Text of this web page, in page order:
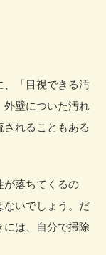
、「目視できる汚
外壁についた汚れ
れることもある
が落ちてくるの
ないでしょう。だ
には、自分で掃除